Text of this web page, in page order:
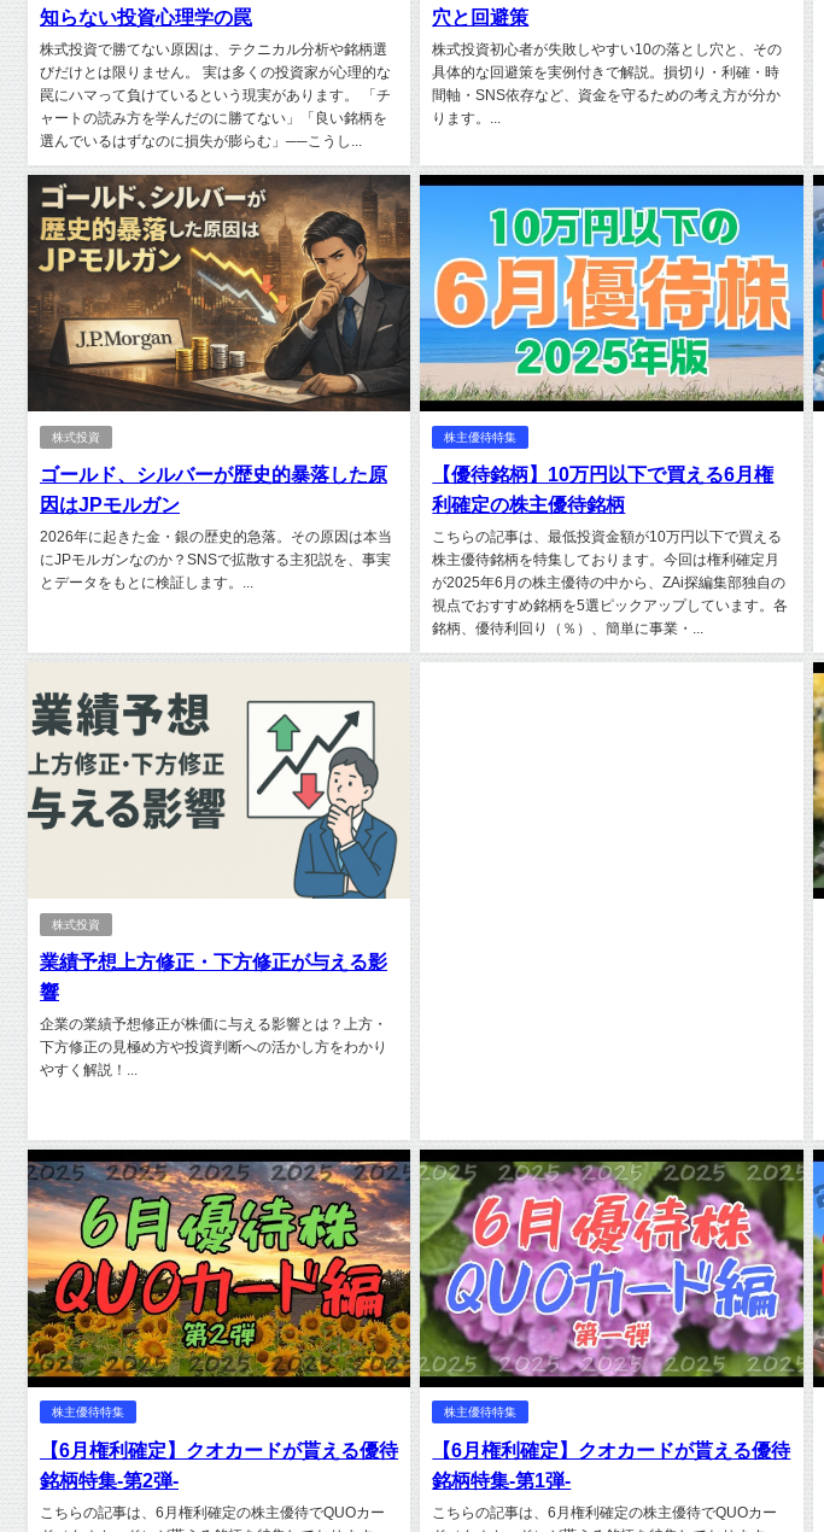
知らない投資心理学の罠
株式投資で勝てない原因は、テクニカル分析や銘柄選
びだけとは限りません。 実は多くの投資家が心理的な
罠にハマって負けているという現実があります。 「チ
ャートの読み方を学んだのに勝てない」「良い銘柄を
選んでいるはずなのに損失が膨らむ」──こうし...
穴と回避策
株式投資初心者が失敗しやすい10の落とし穴と、その
具体的な回避策を実例付きで解説。損切り・利確・時
間軸・SNS依存など、資金を守るための考え方が分か
ります。...
株式投資
ゴールド、シルバーが歴史的暴落した原
因はJPモルガン
2026年に起きた金・銀の歴史的急落。その原因は本当
にJPモルガンなのか？SNSで拡散する主犯説を、事実
とデータをもとに検証します。...
株主優待特集
【優待銘柄】10万円以下で買える6月権
利確定の株主優待銘柄
こちらの記事は、最低投資金額が10万円以下で買える
株主優待銘柄を特集しております。今回は権利確定月
が2025年6月の株主優待の中から、ZAi探編集部独自の
視点でおすすめ銘柄を5選ピックアップしています。各
銘柄、優待利回り（％）、簡単に事業・...
株式投資
業績予想上方修正・下方修正が与える影
響
企業の業績予想修正が株価に与える影響とは？上方・
下方修正の見極め方や投資判断への活かし方をわかり
やすく解説！...
株主優待特集
【6月権利確定】クオカードが貰える優待
銘柄特集-第2弾-
こちらの記事は、6月権利確定の株主優待でQUOカー
株主優待特集
【6月権利確定】クオカードが貰える優待
銘柄特集-第1弾-
こちらの記事は、6月権利確定の株主優待でQUOカー